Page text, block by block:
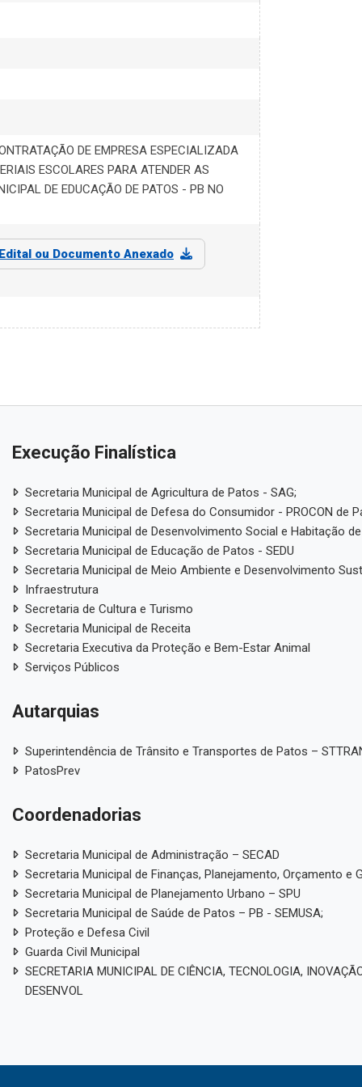
DE EMPRESA ESPECIALIZADA
ESCOLARES PARA ATENDER AS
DE EDUCAÇÃO DE PATOS - PB NO
ou Documento Anexado
Execução Finalística
Secretaria Municipal de Agricultura de Patos - SAG;
Secretaria Municipal de Defesa do Consumidor - PROCON de
Secretaria Municipal de Desenvolvimento Social e Habitação
Secretaria Municipal de Educação de Patos - SEDU
Secretaria Municipal de Meio Ambiente e Desenvolvimento
Infraestrutura
Secretaria de Cultura e Turismo
Secretaria Municipal de Receita
Secretaria Executiva da Proteção e Bem-Estar Animal
Serviços Públicos
Autarquias
Superintendência de Trânsito e Transportes de Patos –
PatosPrev
Coordenadorias
Secretaria Municipal de Administração – SECAD
Secretaria Municipal de Finanças, Planejamento, Orçamento e
Secretaria Municipal de Planejamento Urbano – SPU
Secretaria Municipal de Saúde de Patos – PB - SEMUSA;
Proteção e Defesa Civil
Guarda Civil Municipal
SECRETARIA MUNICIPAL DE CIÊNCIA, TECNOLOGIA,
DESENVOL